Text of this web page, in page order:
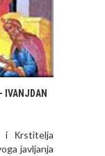
IVANJDAN
i Кrstitelja
javljanja